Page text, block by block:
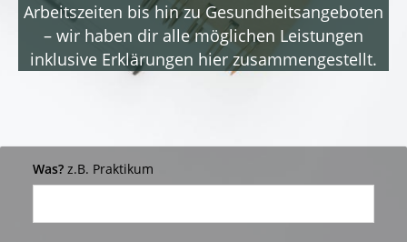
Arbeitszeiten bis hin zu Gesundheitsangeboten
– wir haben dir alle möglichen Leistungen
inklusive Erklärungen hier zusammengestellt.
Was? z.B. Praktikum